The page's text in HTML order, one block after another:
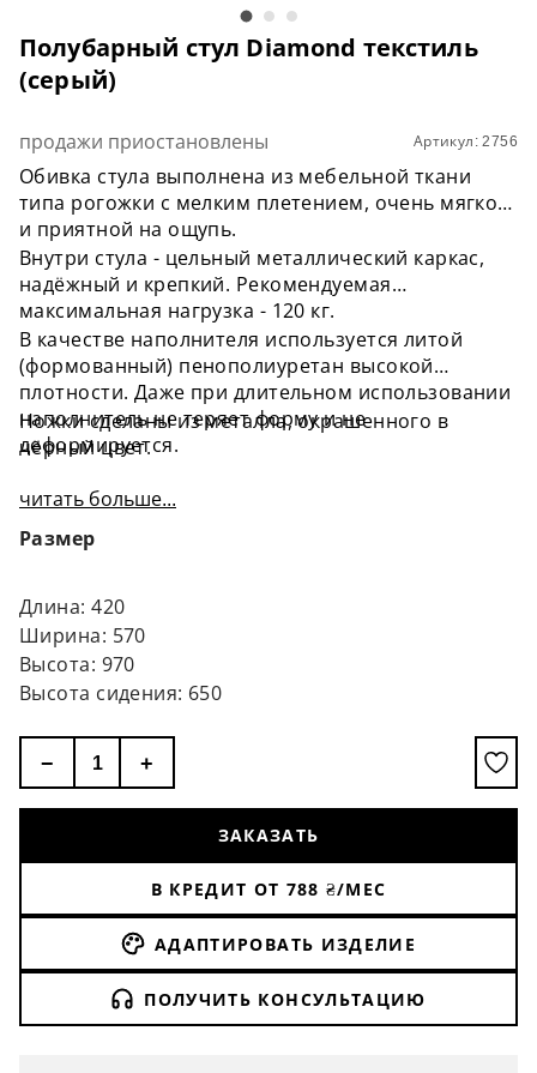
Полубарный стул Diamond текстиль
(серый)
Артикул: 2756
продажи приостановлены
Обивка стула выполнена из мебельной ткани
типа рогожки с мелким плетением, очень мягкой
и приятной на ощупь.
Внутри стула - цельный металлический каркас,
надёжный и крепкий. Рекомендуемая
максимальная нагрузка - 120 кг.
В качестве наполнителя используется литой
(формованный) пенополиуретан высокой
плотности. Даже при длительном использовании
наполнитель не теряет форму и не
деформируется.
Ножки сделаны из металла, окрашенного в
чёрный цвет.
читать больше...
Размер
Длина: 420
Ширина: 570
Высота: 970
Высота сидения: 650
− +
ЗАКАЗАТЬ
В КРЕДИТ ОТ 788 ₴/МЕС
АДАПТИРОВАТЬ ИЗДЕЛИЕ
ПОЛУЧИТЬ КОНСУЛЬТАЦИЮ